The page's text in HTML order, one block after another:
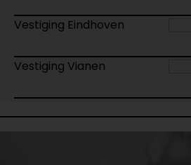
Vestiging Eindhoven
Vestiging Vianen